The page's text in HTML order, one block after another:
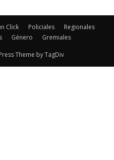
Click Policiales
Regionales
Género Gremiales
Theme by TagDiv